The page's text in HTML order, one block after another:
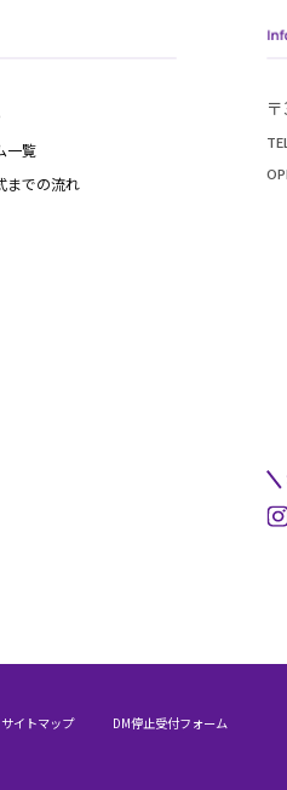
一覧
までの流れ
サイトマップ DM停止受付フォーム